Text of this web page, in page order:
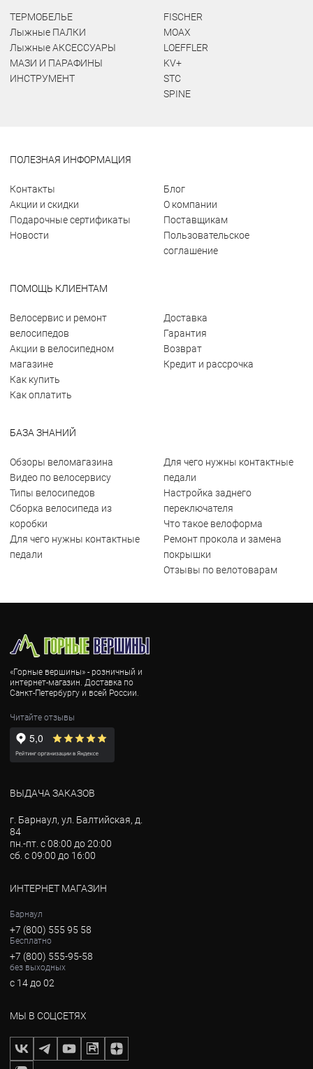
ТЕРМОБЕЛЬЕ
Лыжные ПАЛКИ
Лыжные АКСЕССУАРЫ
МАЗИ И ПАРАФИНЫ
ИНСТРУМЕНТ
FISCHER
MOAX
LOEFFLER
KV+
STC
SPINE
ПОЛЕЗНАЯ ИНФОРМАЦИЯ
Контакты
Акции и скидки
Подарочные сертификаты
Новости
Блог
О компании
Поставщикам
Пользовательское
соглашение
ПОМОЩЬ КЛИЕНТАМ
Велосервис и ремонт
велосипедов
Акции в велосипедном
магазине
Как купить
Как оплатить
Доставка
Гарантия
Возврат
Кредит и рассрочка
БАЗА ЗНАНИЙ
Обзоры веломагазина
Видео по велосервису
Типы велосипедов
Сборка велосипеда из
коробки
Для чего нужны контактные
педали
Для чего нужны контактные
педали
Настройка заднего
переключателя
Что такое велоформа
Ремонт прокола и замена
покрышки
Отзывы по велотоварам
«Горные вершины» - розничный и
интернет-магазин. Доставка по
Санкт-Петербургу и всей России.
Читайте отзывы
ВЫДАЧА ЗАКАЗОВ
г. Барнаул, ул. Балтийская, д.
84
пн.-пт. с 08:00 до 20:00
сб. с 09:00 до 16:00
ИНТЕРНЕТ МАГАЗИН
Барнаул
+7 (800) 555 95 58
Бесплатно
+7 (800) 555-95-58
без выходных
с 14 до 02
МЫ В СОЦСЕТЯХ